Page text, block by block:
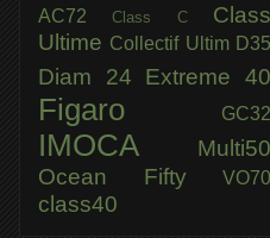
AC72Class C Class
Ultime Collectif Ultim D35
Diam 24 Extreme 40
Figaro GC32
IMOCA
Multi50
Ocean Fifty
VO70
class40